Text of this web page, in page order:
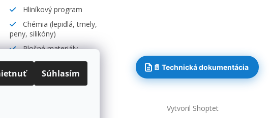
Súhlasím
Hliníkový program
Chémia (lepidlá, tmely,
peny, silikóny)
Plošné materiály,
Vytvoril Shoptet
📄 Technická dokumentácia